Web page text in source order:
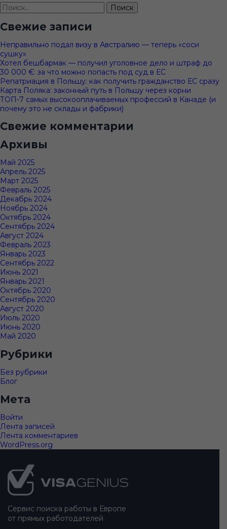
Найти:
Свежие записи
Неправильно подал визу в Австралию — теперь «соси
сушку»
Хотел бешбармак — получил уголовное дело и штраф до
30 000 €: за что можно попасть под суд в ЕС
Репатриация в Польшу: как получить гражданство ЕС сразу
Карта Поляка: законный путь в Польшу через корни
ТОП-7 самых высокооплачиваемых профессий в Канаде (и
почему это не склады и фабрики)
Свежие комментарии
Архивы
Май 2025
Апрель 2025
Март 2025
Февраль 2025
Декабрь 2024
Ноябрь 2024
Октябрь 2024
Сентябрь 2024
Август 2024
Февраль 2023
Январь 2023
Сентябрь 2022
Июнь 2021
Январь 2021
Октябрь 2020
Сентябрь 2020
Август 2020
Июль 2020
Июнь 2020
Май 2020
Рубрики
Без рубрики
Блог
Мета
Войти
Лента записей
Лента комментариев
WordPress.org
Подвал
сайта
Сервис поиска работы в Европе
от прямых работодателей